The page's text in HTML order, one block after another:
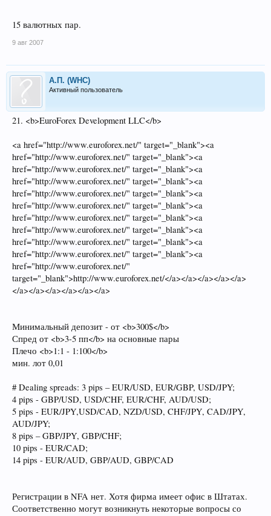
15 валютных пар.
9 авг 2007
А.П. (WHC)
Активный пользователь
21. <b>EuroForex Development LLC</b>
<a href="http://www.euroforex.net/" target="_blank"><a
href="http://www.euroforex.net/" target="_blank"><a
href="http://www.euroforex.net/" target="_blank"><a
href="http://www.euroforex.net/" target="_blank"><a
href="http://www.euroforex.net/" target="_blank"><a
href="http://www.euroforex.net/" target="_blank"><a
href="http://www.euroforex.net/" target="_blank"><a
href="http://www.euroforex.net/" target="_blank"><a
href="http://www.euroforex.net/" target="_blank"><a
href="http://www.euroforex.net/" target="_blank"><a
href="http://www.euroforex.net/"
target="_blank">http://www.euroforex.net/</a></a></a></a></a>
</a></a></a></a></a></a>
Минимальный депозит - от <b>300$</b>
Спред от <b>3-5 пп</b> на основные пары
Плечо <b>1:1 - 1:100</b>
мин. лот 0,01
# Dealing spreads: 3 pips – EUR/USD, EUR/GBP, USD/JPY;
4 pips - GBP/USD, USD/CHF, EUR/CHF, AUD/USD;
5 pips - EUR/JPY,USD/CAD, NZD/USD, CHF/JPY, CAD/JPY,
AUD/JPY;
8 pips – GBP/JPY, GBP/CHF;
10 pips - EUR/CAD;
14 pips - EUR/AUD, GBP/AUD, GBP/CAD
Регистрации в NFA нет. Хотя фирма имеет офис в Штатах.
Соответственно могут возникнуть некоторые вопросы со